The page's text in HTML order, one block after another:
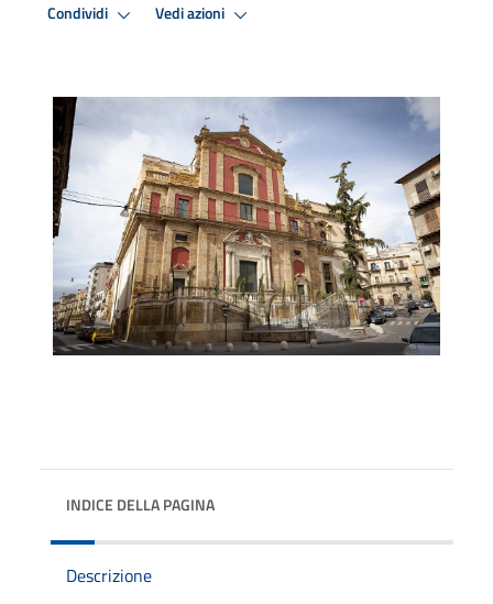
Condividi Vedi azioni
INDICE DELLA PAGINA
Descrizione